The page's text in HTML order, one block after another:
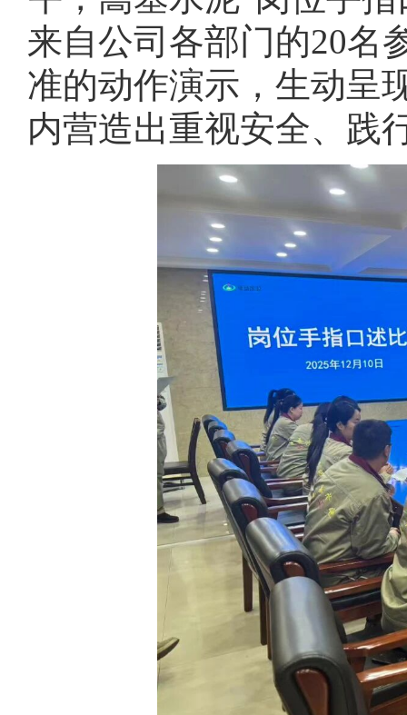
来自公司各部门的20名
准的动作演示，生动呈
内营造出重视安全、践